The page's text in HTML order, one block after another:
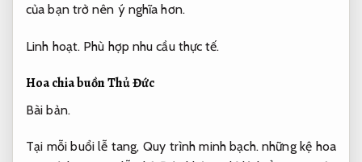
của bạn trở nên ý nghĩa hơn.
Linh hoạt. Phù hợp nhu cầu thực tế.
Hoa chia buồn Thủ Đức
Bài bản.
Tại mỗi buổi lễ tang, Quy trình minh bạch.những kệ hoa